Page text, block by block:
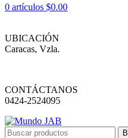
0 artículos $0.00
UBICACIÓN
Caracas, Vzla.
CONTÁCTANOS
0424-2524095